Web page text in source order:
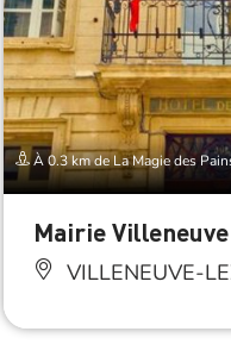
À 0.3 km de La Magie des
Mairie
VILLENEUVE-